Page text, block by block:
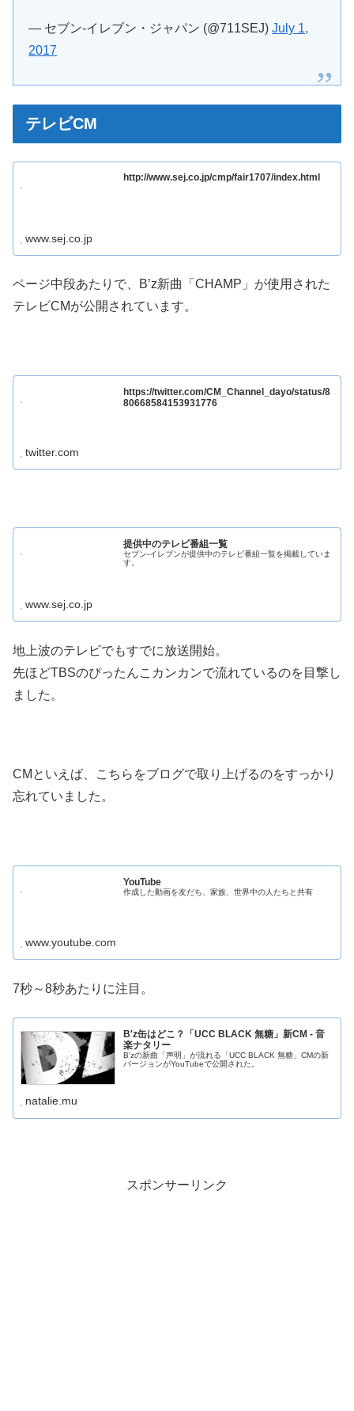
— セブン‐イレブン・ジャパン (@711SEJ)July 1,
2017
テレビCM
http://www.sej.co.jp/cmp/fair1707/index.html
www.sej.co.jp
ページ中段あたりで、B’z新曲「CHAMP」が使用された
テレビCMが公開されています。
https://twitter.com/CM_Channel_dayo/status/8
80668584153931776
twitter.com
提供中のテレビ番組一覧
セブン‐イレブンが提供中のテレビ番組一覧を掲載していま
す。
www.sej.co.jp
地上波のテレビでもすでに放送開始。
先ほどTBSのぴったんこカンカンで流れているのを目撃し
ました。
CMといえば、こちらをブログで取り上げるのをすっかり
忘れていました。
YouTube
作成した動画を友だち、家族、世界中の人たちと共有
www.youtube.com
7秒～8秒あたりに注目。
B'z缶はどこ？「UCC BLACK 無糖」新CM - 音
楽ナタリー
B'zの新曲「声明」が流れる「UCC BLACK 無糖」CMの新
バージョンがYouTubeで公開された。
natalie.mu
スポンサーリンク